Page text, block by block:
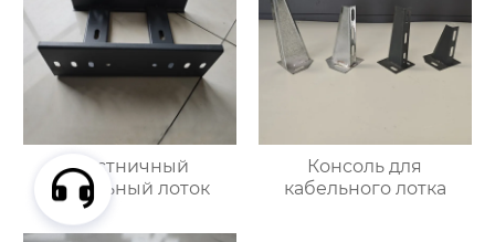
Лестничный
кабельный лоток
Консоль для
кабельного лотка